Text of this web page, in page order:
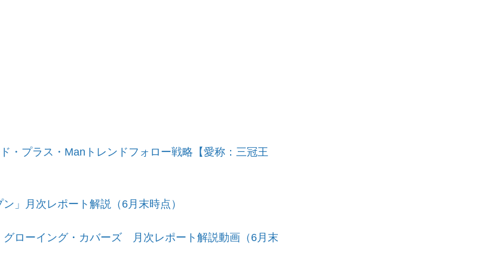
・プラス・Manトレンドフォロー戦略【愛称：三冠王
」月次レポート解説（6月末時点）
ローイング・カバーズ 月次レポート解説動画（6月末